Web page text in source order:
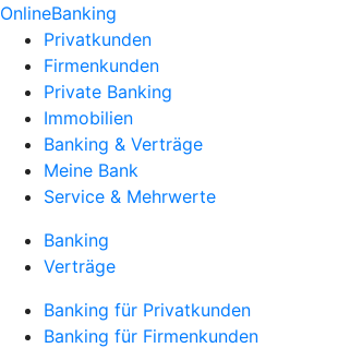
OnlineBanking
Privatkunden
Firmenkunden
Private Banking
Immobilien
Banking & Verträge
Meine Bank
Service & Mehrwerte
Banking
Verträge
Banking für Privatkunden
Banking für Firmenkunden